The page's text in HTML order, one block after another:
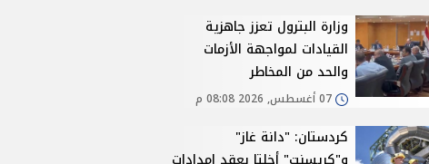
وزارة البترول تعزز جاهزية
القيادات لمواجهة الأزمات
والحد من المخاطر
07 أغسطس, 2026 08:08 م
كردستان: "دانة غاز"